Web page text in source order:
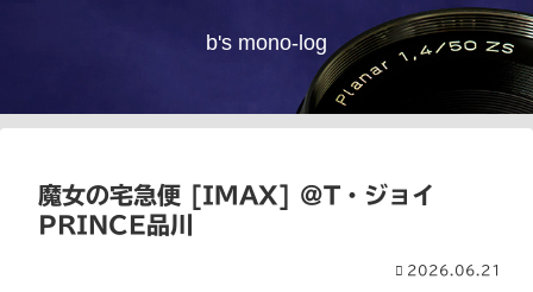
b's mono-log
魔女の宅急便 [IMAX] @T・ジョイ
PRINCE品川
2026.06.21